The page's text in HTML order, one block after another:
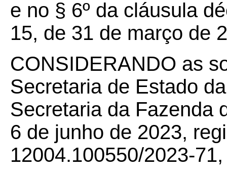
e no § 6º da cláusula
15, de 31 de março de
CONSIDERANDO as
Secretaria de Estado
Secretaria da Fazenda
6 de junho de 2023,
12004.100550/2023-